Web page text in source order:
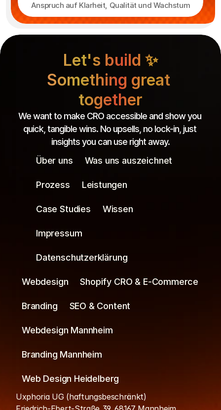
Anspruch auf Klarheit, Qualität und Wachstum
Let's build ✨
Something great
together
We want to make CRO accessible and show you
quick, tangible wins. No upsells, no lock-in, just
insights you can use right away.
Über uns
Was uns auszeichnet
Prozess Leistungen
Case Studies Wissen
Impressum
Datenschutzerklärung
Webdesign Shopify CRO & E-Commerce
Branding SEO & Content
Webdesign Mannheim
Branding Mannheim
Web Design Heidelberg
Uxphoria UG (haftungsbeschränkt)